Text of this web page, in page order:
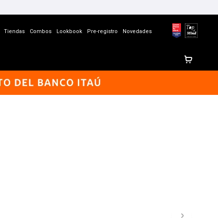
Tiendas Combos Lookbook Pre-registro Novedades